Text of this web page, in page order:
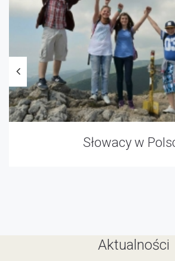
Słowacy w Polsce
Aktualności